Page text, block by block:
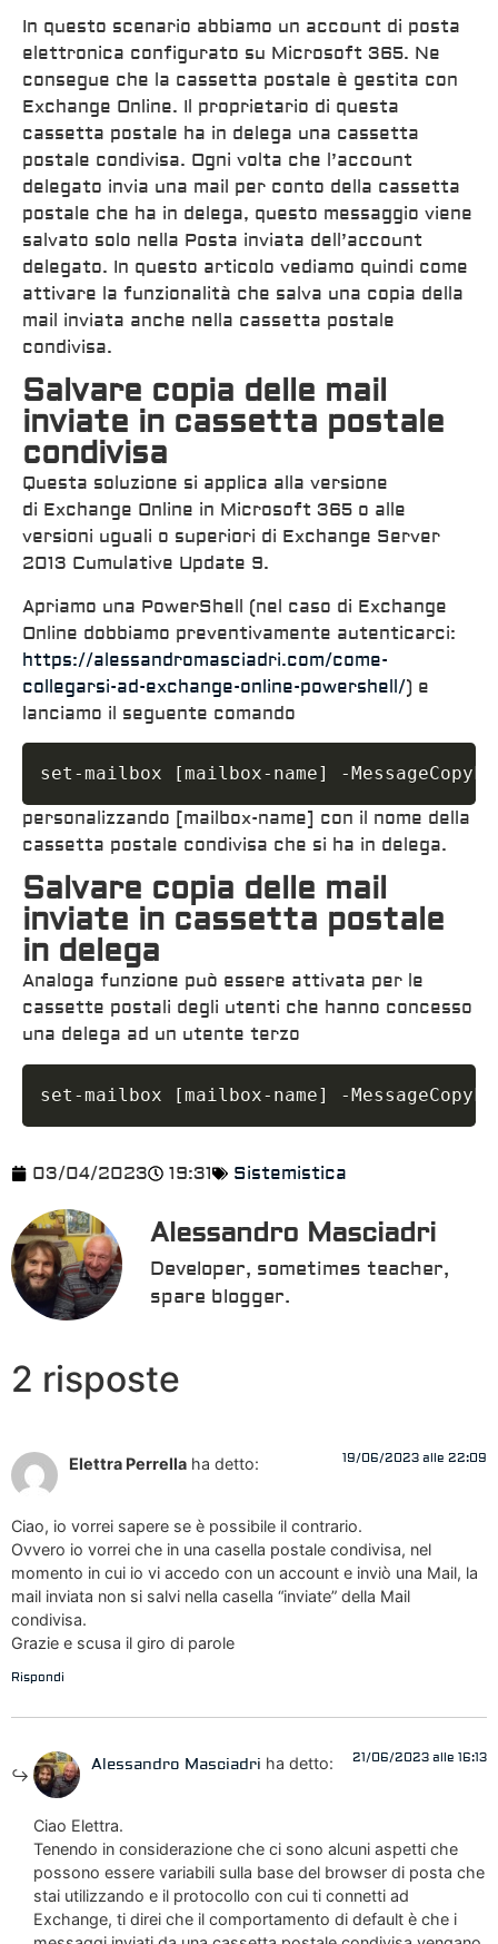
In questo scenario abbiamo un account di posta
elettronica configurato su Microsoft 365. Ne
consegue che la cassetta postale è gestita con
Exchange Online. Il proprietario di questa
cassetta postale ha in delega una cassetta
postale condivisa. Ogni volta che l’account
delegato invia una mail per conto della cassetta
postale che ha in delega, questo messaggio viene
salvato solo nella Posta inviata dell’account
delegato. In questo articolo vediamo quindi come
attivare la funzionalità che salva una copia della
mail inviata anche nella cassetta postale
condivisa.
Salvare copia delle mail
inviate in cassetta postale
condivisa
Questa soluzione si applica alla versione
di Exchange Online in Microsoft 365 o alle
versioni uguali o superiori di Exchange Server
2013 Cumulative Update 9.
Apriamo una PowerShell (nel caso di Exchange
Online dobbiamo preventivamente autenticarci:
https://alessandromasciadri.com/come-
collegarsi-ad-exchange-online-powershell/) e
lanciamo il seguente comando
set-mailbox [mailbox-name] -
personalizzando [mailbox-name] con il nome della
cassetta postale condivisa che si ha in delega.
Salvare copia delle mail
inviate in cassetta postale
in delega
Analoga funzione può essere attivata per le
cassette postali degli utenti che hanno concesso
una delega ad un utente terzo
set-mailbox [mailbox-name] -
03/04/2023 19:31 Sistemistica
Alessandro Masciadri
Developer, sometimes teacher,
spare blogger.
2 risposte
Elettra Perrella ha detto: 19/06/2023 alle 22:09
Ciao, io vorrei sapere se è possibile il contrario.
Ovvero io vorrei che in una casella postale condivisa, nel
momento in cui io vi accedo con un account e inviò una Mail, la
mail inviata non si salvi nella casella “inviate” della Mail
condivisa.
Grazie e scusa il giro di parole
Rispondi
Alessandro Masciadri ha detto: 21/06/2023 alle 16:13
Ciao Elettra.
Tenendo in considerazione che ci sono alcuni aspetti che
possono essere variabili sulla base del browser di posta che
stai utilizzando e il protocollo con cui ti connetti ad
Exchange, ti direi che il comportamento di default è che i